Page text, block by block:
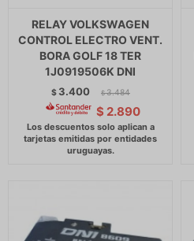
RELAY VOLKSWAGEN
CONTROL ELECTRO VENT.
BORA GOLF 18 TER
1J0919506K DNI
$ 3.400 $ 3.484
$ 2.890